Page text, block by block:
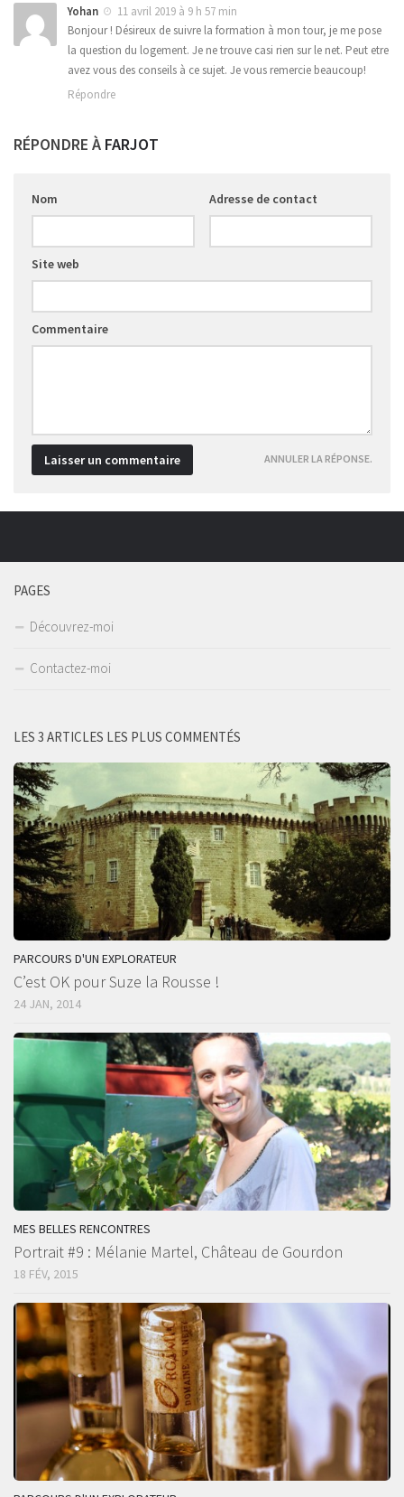
Yohan
11 avril 2019 à 9 h 57 min
Bonjour ! Désireux de suivre la formation à mon tour, je me pose
la question du logement. Je ne trouve casi rien sur le net. Peut etre
avez vous des conseils à ce sujet. Je vous remercie beaucoup!
Répondre
RÉPONDRE À FARJOT
ANNULER LA RÉPONSE.
Nom Adresse de contact
Site web
Commentaire
PAGES
Découvrez-moi
Contactez-moi
LES 3 ARTICLES LES PLUS COMMENTÉS
PARCOURS D'UN EXPLORATEUR
C’est OK pour Suze la Rousse !
24 JAN, 2014
MES BELLES RENCONTRES
Portrait #9 : Mélanie Martel, Château de Gourdon
18 FÉV, 2015